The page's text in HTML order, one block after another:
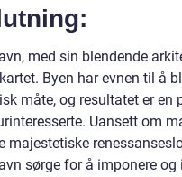
med sin blendende
Byen har evnen til å
måte, og resultatet er
Uansett om
majestetiske
sørge for å imponere